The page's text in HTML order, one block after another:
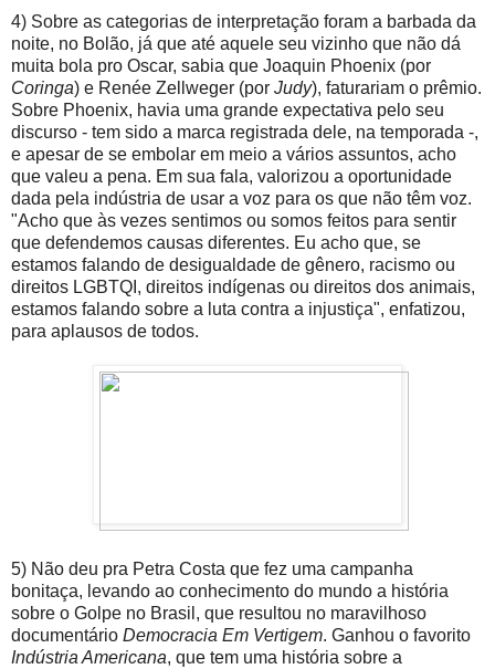
4) Sobre as categorias de interpretação foram a barbada da
noite, no Bolão, já que até aquele seu vizinho que não dá
muita bola pro Oscar, sabia que Joaquin Phoenix (por
Coringa) e Renée Zellweger (por Judy), faturariam o prêmio.
Sobre Phoenix, havia uma grande expectativa pelo seu
discurso - tem sido a marca registrada dele, na temporada -,
e apesar de se embolar em meio a vários assuntos, acho
que valeu a pena. Em sua fala, valorizou a oportunidade
dada pela indústria de usar a voz para os que não têm voz.
"Acho que às vezes sentimos ou somos feitos para sentir
que defendemos causas diferentes. Eu acho que, se
estamos falando de desigualdade de gênero, racismo ou
direitos LGBTQI, direitos indígenas ou direitos dos animais,
estamos falando sobre a luta contra a injustiça", enfatizou,
para aplausos de todos.
5) Não deu pra Petra Costa que fez uma campanha
bonitaça, levando ao conhecimento do mundo a história
sobre o Golpe no Brasil, que resultou no maravilhoso
documentário Democracia Em Vertigem. Ganhou o favorito
Indústria Americana, que tem uma história sobre a